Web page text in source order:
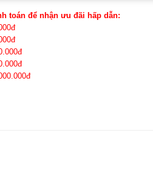
toán để nhận ưu đãi hấp dẫn: